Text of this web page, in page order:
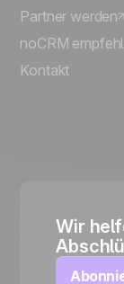
Partner werden
noCRM
Kontakt
Wir